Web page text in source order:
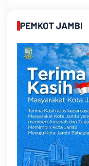
PEMKOT JAMBI